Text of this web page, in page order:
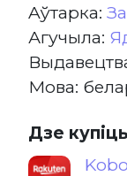
Aўтарка:
Агучыла:
Мова:
Дзе купіць
Kobo